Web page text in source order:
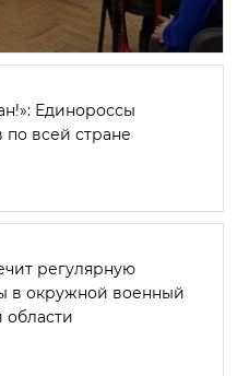
Единороссы
всей стране
регулярную
в окружной военный
области